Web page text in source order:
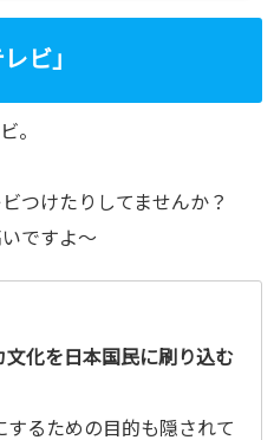
ビ」
。
つけたりしてませんか？
ですよ〜
文化を日本国民に刷り込む
するための目的も隠されて